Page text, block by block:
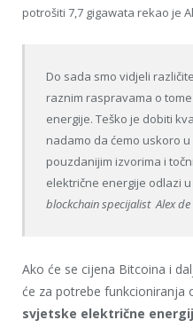
potrošiti 7,7 gigawata rekao je
Do sada smo vidjeli
raznim raspravama o
energije. Teško je dobiti
nadamo da ćemo uskoro
pouzdanijim izvorima i
električne energije odlazi
blockchain specijalist Alex de
Ako će se cijena Bitcoina i
će za potrebe funkcioniranja
svjetske električne